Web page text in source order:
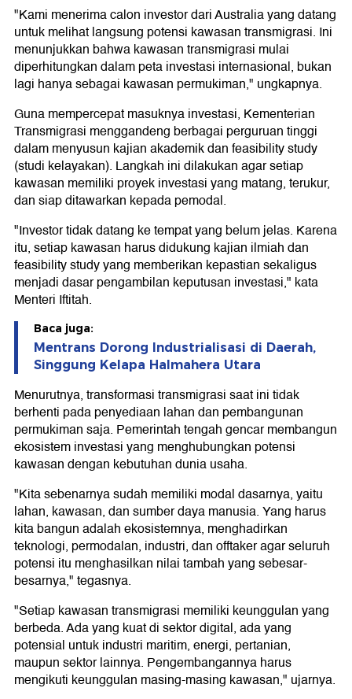
"Kami menerima calon investor dari Australia yang datang
untuk melihat langsung potensi kawasan transmigrasi. Ini
menunjukkan bahwa kawasan transmigrasi mulai
diperhitungkan dalam peta investasi internasional, bukan
lagi hanya sebagai kawasan permukiman," ungkapnya.
Guna mempercepat masuknya investasi, Kementerian
Transmigrasi menggandeng berbagai perguruan tinggi
dalam menyusun kajian akademik dan feasibility study
(studi kelayakan). Langkah ini dilakukan agar setiap
kawasan memiliki proyek investasi yang matang, terukur,
dan siap ditawarkan kepada pemodal.
"Investor tidak datang ke tempat yang belum jelas. Karena
itu, setiap kawasan harus didukung kajian ilmiah dan
feasibility study yang memberikan kepastian sekaligus
menjadi dasar pengambilan keputusan investasi," kata
Menteri Iftitah.
Baca juga:
Mentrans Dorong Industrialisasi di Daerah,
Singgung Kelapa Halmahera Utara
Menurutnya, transformasi transmigrasi saat ini tidak
berhenti pada penyediaan lahan dan pembangunan
permukiman saja. Pemerintah tengah gencar membangun
ekosistem investasi yang menghubungkan potensi
kawasan dengan kebutuhan dunia usaha.
"Kita sebenarnya sudah memiliki modal dasarnya, yaitu
lahan, kawasan, dan sumber daya manusia. Yang harus
kita bangun adalah ekosistemnya, menghadirkan
teknologi, permodalan, industri, dan offtaker agar seluruh
potensi itu menghasilkan nilai tambah yang sebesar-
besarnya," tegasnya.
"Setiap kawasan transmigrasi memiliki keunggulan yang
berbeda. Ada yang kuat di sektor digital, ada yang
potensial untuk industri maritim, energi, pertanian,
maupun sektor lainnya. Pengembangannya harus
mengikuti keunggulan masing-masing kawasan," ujarnya.